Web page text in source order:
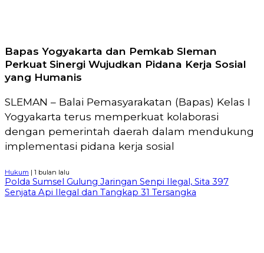
Bapas Yogyakarta dan Pemkab Sleman
Perkuat Sinergi Wujudkan Pidana Kerja Sosial
yang Humanis
SLEMAN – Balai Pemasyarakatan (Bapas) Kelas I
Yogyakarta terus memperkuat kolaborasi
dengan pemerintah daerah dalam mendukung
implementasi pidana kerja sosial
Hukum | 1 bulan lalu
Polda Sumsel Gulung Jaringan Senpi Ilegal, Sita 397
Senjata Api Ilegal dan Tangkap 31 Tersangka